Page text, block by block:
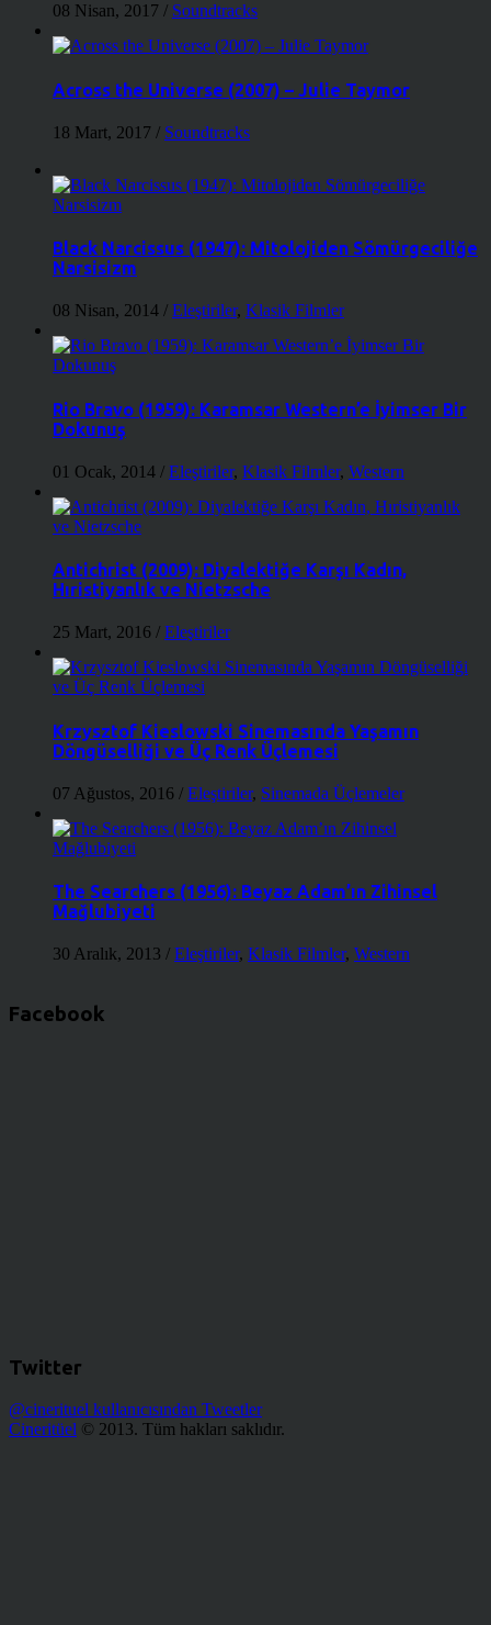
08 Nisan, 2017 / Soundtracks
Across the Universe (2007) – Julie Taymor
18 Mart, 2017 / Soundtracks
Black Narcissus (1947): Mitolojiden Sömürgeciliğe
Narsisizm
08 Nisan, 2014 / Eleştiriler, Klasik Filmler
Rio Bravo (1959): Karamsar Western’e İyimser Bir
Dokunuş
01 Ocak, 2014 / Eleştiriler, Klasik Filmler, Western
Antichrist (2009): Diyalektiğe Karşı Kadın,
Hıristiyanlık ve Nietzsche
25 Mart, 2016 / Eleştiriler
Krzysztof Kieslowski Sinemasında Yaşamın
Döngüselliği ve Üç Renk Üçlemesi
07 Ağustos, 2016 / Eleştiriler, Sinemada Üçlemeler
The Searchers (1956): Beyaz Adam’ın Zihinsel
Mağlubiyeti
30 Aralık, 2013 / Eleştiriler, Klasik Filmler, Western
Facebook
Twitter
@cinerituel kullanıcısından Tweetler
Cineritüel © 2013. Tüm hakları saklıdır.